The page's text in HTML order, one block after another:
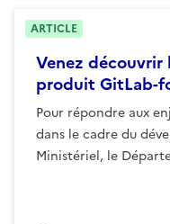
Venez
produit GitLab-
Pour répondre aux
dans le cadre du
Ministériel, le
ARTICLE